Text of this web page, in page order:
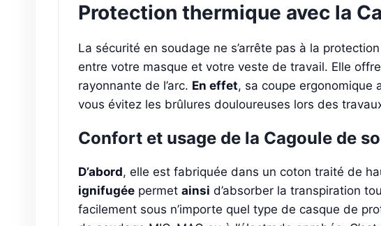
Protection thermique avec la
La sécurité en soudage ne s’arrête pas à la
entre votre masque et votre veste de travail. Elle
rayonnante de l’arc. En effet, sa coupe ergonomique
vous évitez les brûlures douloureuses lors des
Confort et usage de la Cagoule de
D’abord, elle est fabriquée dans un coton traité de
ignifugée permet ainsi d’absorber la transpiration
facilement sous n’importe quel type de casque de